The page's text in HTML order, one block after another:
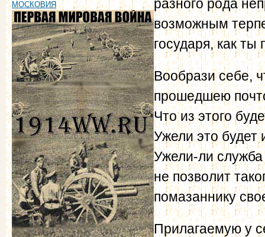
МОСКОВИЯ
разного рода
возможным
государя, как
Вообрази себе,
прошедшею
Что из этого
Ужели это будет
Ужели-ли служба
не позволит
помазаннику
Прилагаемую у